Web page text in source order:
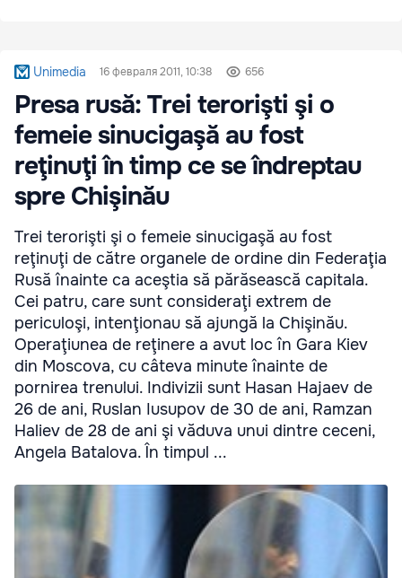
Unimedia 16 февраля 2011, 10:38 656
Presa rusă: Trei terorişti şi o
femeie sinucigaşă au fost
reţinuţi în timp ce se îndreptau
spre Chişinău
Trei terorişti şi o femeie sinucigaşă au fost
reţinuţi de către organele de ordine din Federaţia
Rusă înainte ca aceştia să părăsească capitala.
Cei patru, care sunt consideraţi extrem de
periculoşi, intenţionau să ajungă la Chişinău.
Operaţiunea de reţinere a avut loc în Gara Kiev
din Moscova, cu câteva minute înainte de
pornirea trenului. Indivizii sunt Hasan Hajaev de
26 de ani, Ruslan Iusupov de 30 de ani, Ramzan
Haliev de 28 de ani şi văduva unui dintre ceceni,
Angela Batalova. În timpul ...